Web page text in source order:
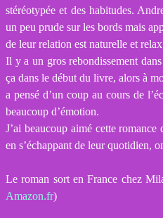
stéréotypée et des habitudes.
un peu prude sur les bords mais
de leur relation est naturelle et
Il y a un gros rebondissement
ça dans le début du livre, alors à
a pensé d’un coup au cours de
beaucoup d’émotion.
J’ai beaucoup aimé cette
en s’échappant de leur quotidien,
Le roman sort en France chez
Amazon.fr)